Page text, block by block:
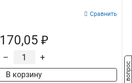
Сравнить
170,05 ₽
– +
В корзину